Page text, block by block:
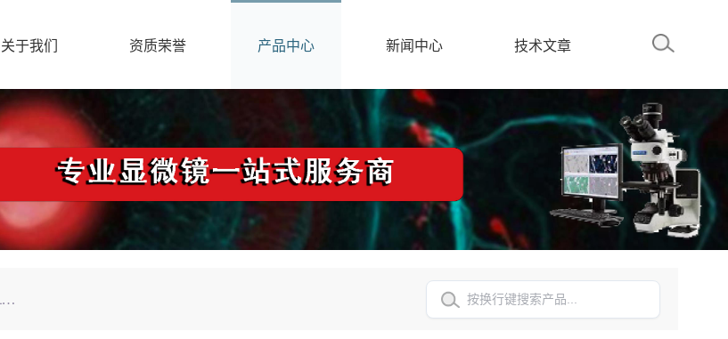
关于我们 资质荣誉 产品中心 新闻中心 技术文章
Nikon 正置金相显微镜 LV150N LV150NL